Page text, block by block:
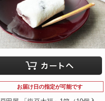
お届け日の指定が可能です